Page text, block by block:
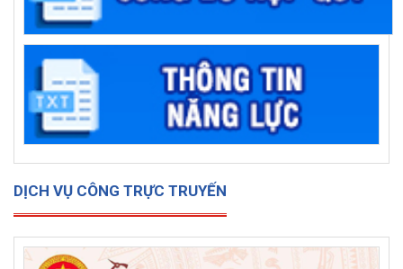
DỊCH VỤ CÔNG TRỰC TRUYẾN